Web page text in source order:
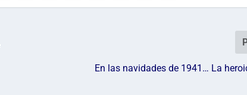
En las navidades de 1941… La